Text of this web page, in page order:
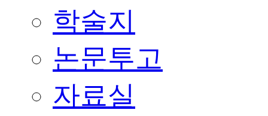
학술지
논문투고
자료실